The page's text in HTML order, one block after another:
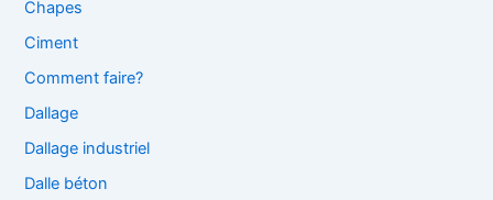
Chapes
Ciment
Comment faire?
Dallage
Dallage industriel
Dalle béton